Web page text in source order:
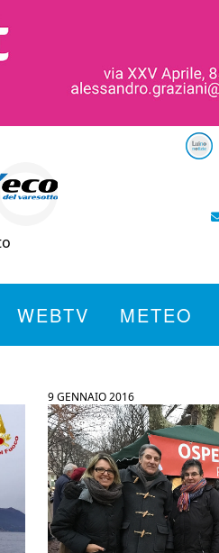
WEBTV METEO
9 GENNAIO 2016